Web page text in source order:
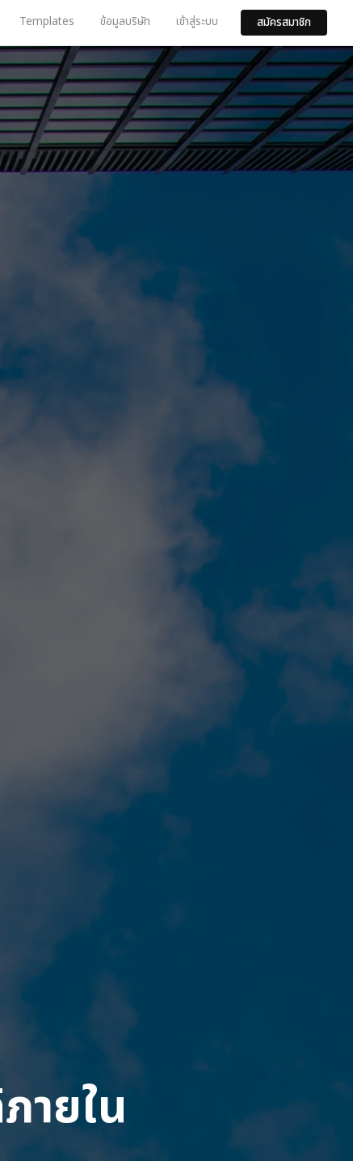
Templates ข้อมูลบริษัท เข้าสู่ระบบ สมัครสมาชิก
ายใน